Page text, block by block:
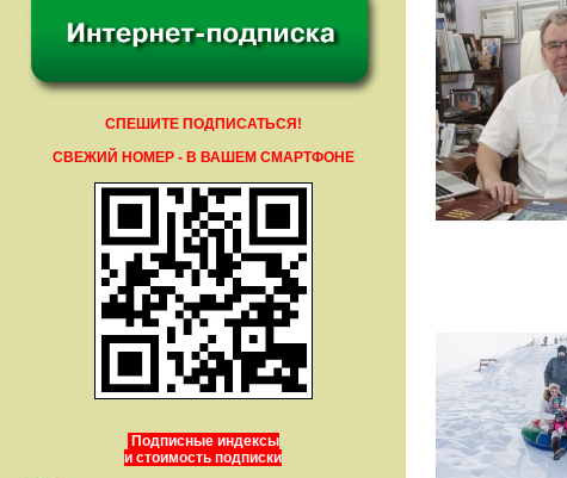
СПЕШИТЕ ПОДПИСАТЬСЯ!
СВЕЖИЙ НОМЕР - В ВАШЕМ СМАРТФОНЕ
Подписные индексы
и стоимость подписки